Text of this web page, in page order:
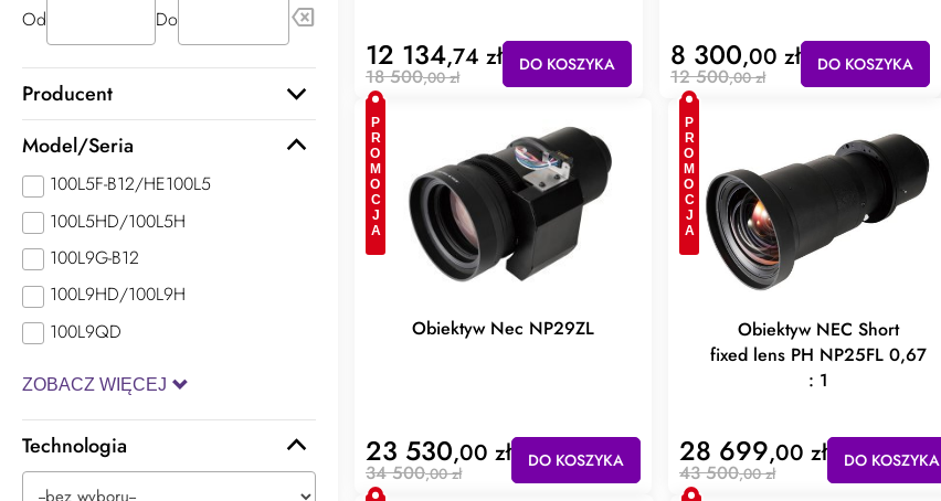
12 134,74 zł
18 500,00 zł
DO KOSZYKA 8 300,00 zł
12 500,00 zł
DO KOSZYKA
PROMOCJA
Obiektyw Nec NP29ZL
23 530,00 zł
34 500,00 zł
DO KOSZYKA
PROMOCJA
Obiektyw NEC Short
fixed lens PH NP25FL 0,67
: 1
28 699,00 zł
43 500,00 zł
DO KOSZYKA
Od Do backspace
Producent
Model/Seria
100L5F-B12/HE100L5
100L5HD/100L5H
100L9G-B12
100L9HD/100L9H
100L9QD
ZOBACZ WIĘCEJ
Technologia